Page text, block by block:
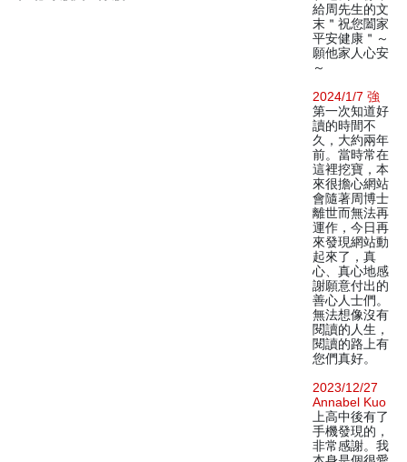
給周先生的文
末＂祝您闔家
平安健康＂～
願他家人心安
～
2024/1/7 強
第一次知道好
讀的時間不
久，大約兩年
前。當時常在
這裡挖寶，本
來很擔心網站
會隨著周博士
離世而無法再
運作，今日再
來發現網站動
起來了，真
心、真心地感
謝願意付出的
善心人士們。
無法想像沒有
閱讀的人生，
閱讀的路上有
您們真好。
2023/12/27
Annabel Kuo
上高中後有了
手機發現的，
非常感謝。我